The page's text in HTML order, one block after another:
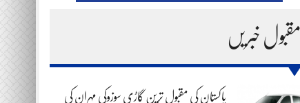
مقبول خبریں
پاکستان کی مقبول ترین گاڑی سوزوکی مہران کی